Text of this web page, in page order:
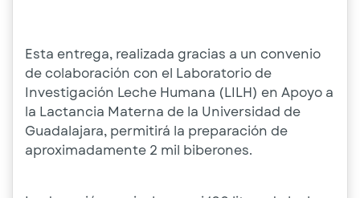
Esta entrega, realizada gracias a un convenio
de colaboración con el Laboratorio de
Investigación Leche Humana (LILH) en Apoyo a
la Lactancia Materna de la Universidad de
Guadalajara, permitirá la preparación de
aproximadamente 2 mil biberones.